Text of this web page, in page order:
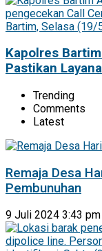
Kapolres
Pastikan
Trending
Comments
Latest
Remaja Desa
Pembunuhan
9 Juli 2024 3:43 pm